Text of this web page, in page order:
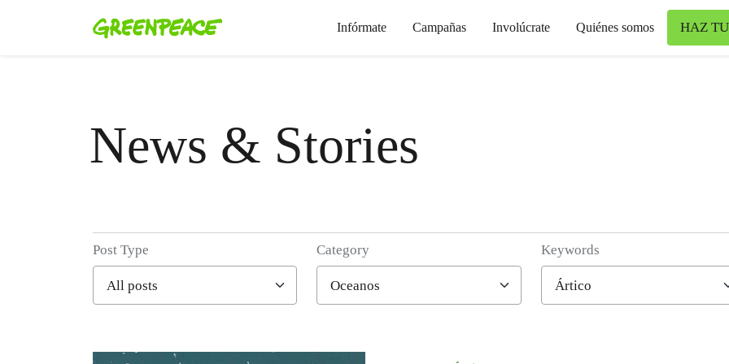
Infórmate Campañas Involúcrate Quiénes somos HAZ
News & Stories
Filter posts
Post Type Category Keywords